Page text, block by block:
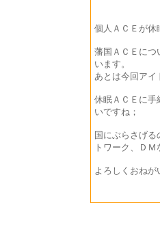
個人ＡＣＥが休
藩国ＡＣＥにつ
います。
あとは今回アイ
休眠ＡＣＥに
いですね；
国にぶらさげ
トワーク、ＤＭ
よろしくおねが